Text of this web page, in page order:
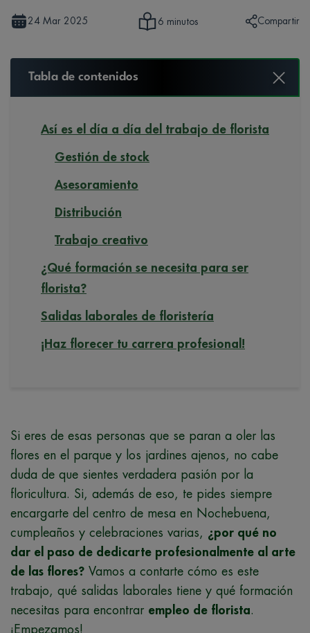
24 Mar 2025 6 minutos Compartir
Tabla de contenidos
Así es el día a día del trabajo de florista
Gestión de stock
Asesoramiento
Distribución
Trabajo creativo
¿Qué formación se necesita para ser
florista?
Salidas laborales de floristería
¡Haz florecer tu carrera profesional!
Si eres de esas personas que se paran a oler las
flores en el parque y los jardines ajenos, no cabe
duda de que sientes verdadera pasión por la
floricultura. Si, además de eso, te pides siempre
encargarte del centro de mesa en Nochebuena,
cumpleaños y celebraciones varias, ¿por qué no
dar el paso de dedicarte profesionalmente al arte
de las flores? Vamos a contarte cómo es este
trabajo, qué salidas laborales tiene y qué formación
necesitas para encontrar empleo de florista.
¡Empezamos!